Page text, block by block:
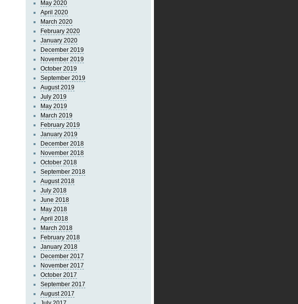
May 2020
April 2020
March 2020
February 2020
January 2020
December 2019
November 2019
October 2019
September 2019
August 2019
July 2019
May 2019
March 2019
February 2019
January 2019
December 2018
November 2018
October 2018
September 2018
August 2018
July 2018
June 2018
May 2018
April 2018
March 2018
February 2018
January 2018
December 2017
November 2017
October 2017
September 2017
August 2017